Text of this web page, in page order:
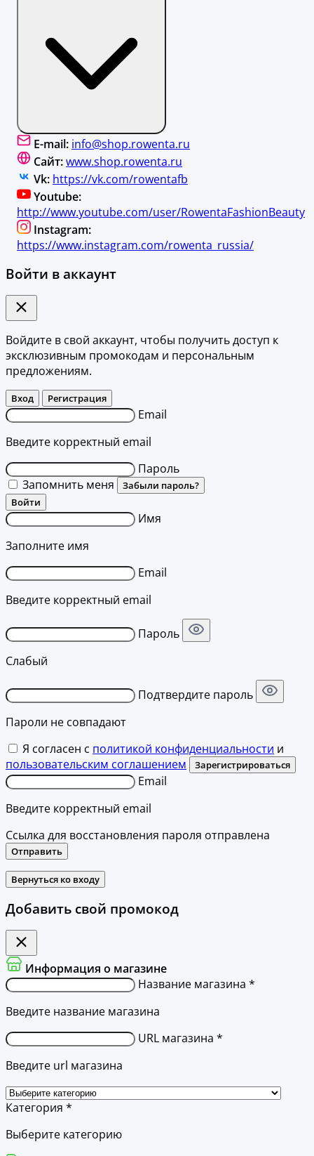
E-mail: info@shop.rowenta.ru
Сайт:www.shop.rowenta.ru
Vk: https://vk.com/rowentafb
Youtube:
http://www.youtube.com/user/RowentaFashionBeauty
Instagram:
https://www.instagram.com/rowenta_russia/
Войти в аккаунт
Войдите в свой аккаунт, чтобы получить доступ к
эксклюзивным промокодам и персональным
предложениям.
Вход Регистрация
Email
Введите корректный email
Пароль
Запомнить меня
Забыли пароль?
Войти
Имя
Заполните имя
Email
Введите корректный email
Пароль
Слабый
Подтвердите пароль
Пароли не совпадают
Я согласен с политикой конфиденциальности и
пользовательским соглашением
Зарегистрироваться
Email
Введите корректный email
Ссылка для восстановления пароля отправлена
Отправить
Вернуться ко входу
Добавить свой промокод
Информация о магазине
Название магазина *
Введите название магазина
URL магазина *
Введите url магазина
Категория *
Выберите категорию